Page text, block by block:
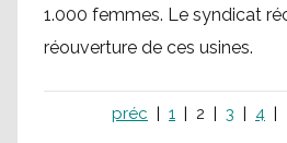
1.000 femmes. Le syndicat
réouverture de ces usines.
préc 1 2 3 4